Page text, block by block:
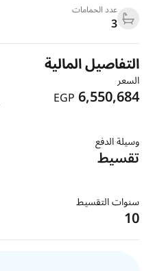
عدد الحمامات
3
التفاصيل المالية
السعر
6,550,684
EGP
وسيلة الدفع
تقسيط
سنوات التقسيط
10